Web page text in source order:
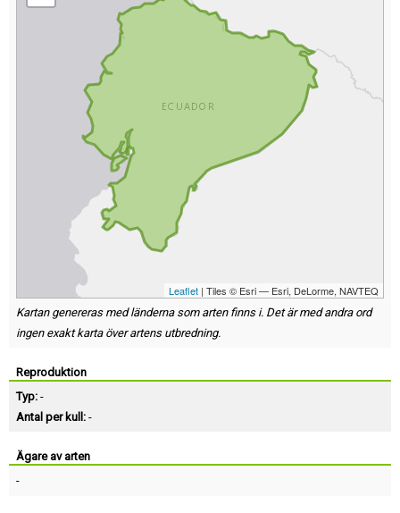
Leaflet | Tiles © Esri — Esri, DeLorme, NAVTEQ
Kartan genereras med länderna som arten finns i. Det är med andra ord
ingen exakt karta över artens utbredning.
Reproduktion
Typ: -
Antal per kull: -
Ägare av arten
-